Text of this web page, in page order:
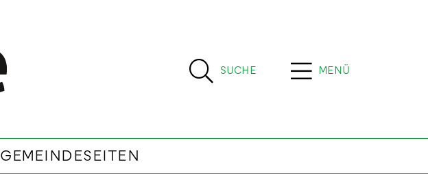
SUCHE MENÜ
GEMEINDESEITEN